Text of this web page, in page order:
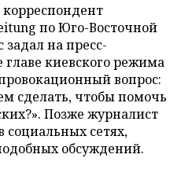
корреспондент
по Юго-Восточной
на пресс-
киевского режима
вопрос:
сделать, чтобы помочь
Позже журналист
социальных сетях,
обсуждений.